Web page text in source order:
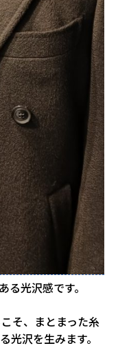
光沢感です。
そ、まとまった糸
光沢を生みます。